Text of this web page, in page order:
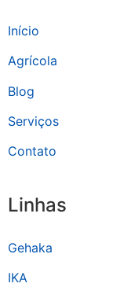
Início
Agrícola
Blog
Serviços
Contato
Linhas
Gehaka
IKA